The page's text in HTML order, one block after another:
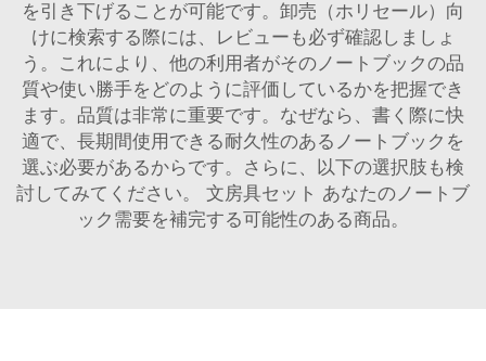
を引き下げることが可能です。卸売（ホリセール）向
けに検索する際には、レビューも必ず確認しましょ
う。これにより、他の利用者がそのノートブックの品
質や使い勝手をどのように評価しているかを把握でき
ます。品質は非常に重要です。なぜなら、書く際に快
適で、長期間使用できる耐久性のあるノートブックを
選ぶ必要があるからです。さらに、以下の選択肢も検
討してみてください。 文房具セット あなたのノートブ
ック需要を補完する可能性のある商品。